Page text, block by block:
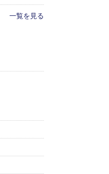
一覧を見る